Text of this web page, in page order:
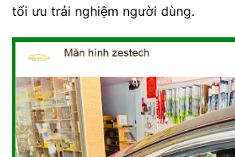
tối ưu trải nghiệm người dùng.